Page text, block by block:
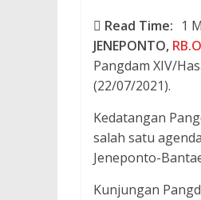
Read Time: 1
JENEPONTO,
Pangdam XIV/
(22/07/2021).
Kedatangan
salah satu
Jeneponto-
Kunjungan